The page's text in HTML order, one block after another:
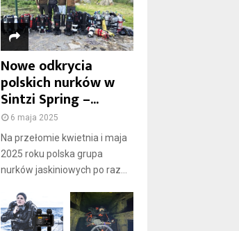
Nowe odkrycia
polskich nurków w
Sintzi Spring –...
6 maja 2025
Na przełomie kwietnia i maja
2025 roku polska grupa
nurków jaskiniowych po raz...